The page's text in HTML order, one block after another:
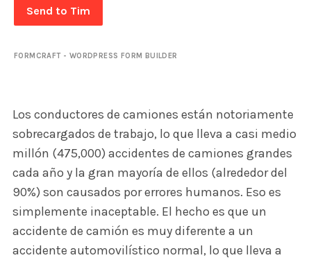
Send to Tim
FORMCRAFT - WORDPRESS FORM BUILDER
Los conductores de camiones están notoriamente
sobrecargados de trabajo, lo que lleva a casi medio
millón (475,000) accidentes de camiones grandes
cada año y la gran mayoría de ellos (alrededor del
90%) son causados ​​por errores humanos. Eso es
simplemente inaceptable. El hecho es que un
accidente de camión es muy diferente a un
accidente automovilístico normal, lo que lleva a